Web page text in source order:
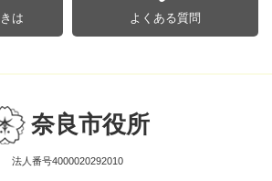
は よくある質問
奈良市役所
法人番号4000020292010